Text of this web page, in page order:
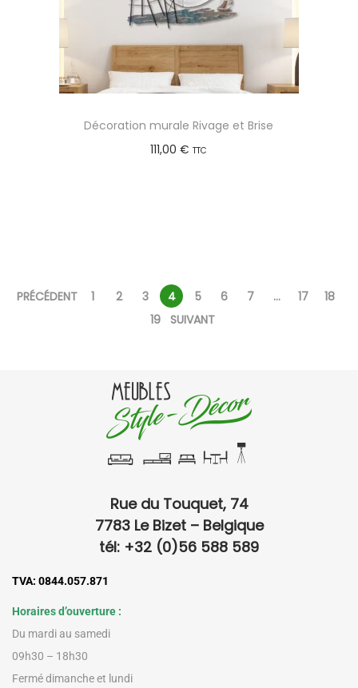
Décoration murale Rivage et Brise
111,00€ TTC
PRÉCÉDENT 1 2 3 4 5 6 7 … 17
18
19
SUIVANT
Rue du Touquet, 74
7783 Le Bizet – Belgique
tél: +32 (0)56 588 589
TVA: 0844.057.871
Horaires d’ouverture :
Du mardi au samedi
09h30 – 18h30
Fermé dimanche et lundi